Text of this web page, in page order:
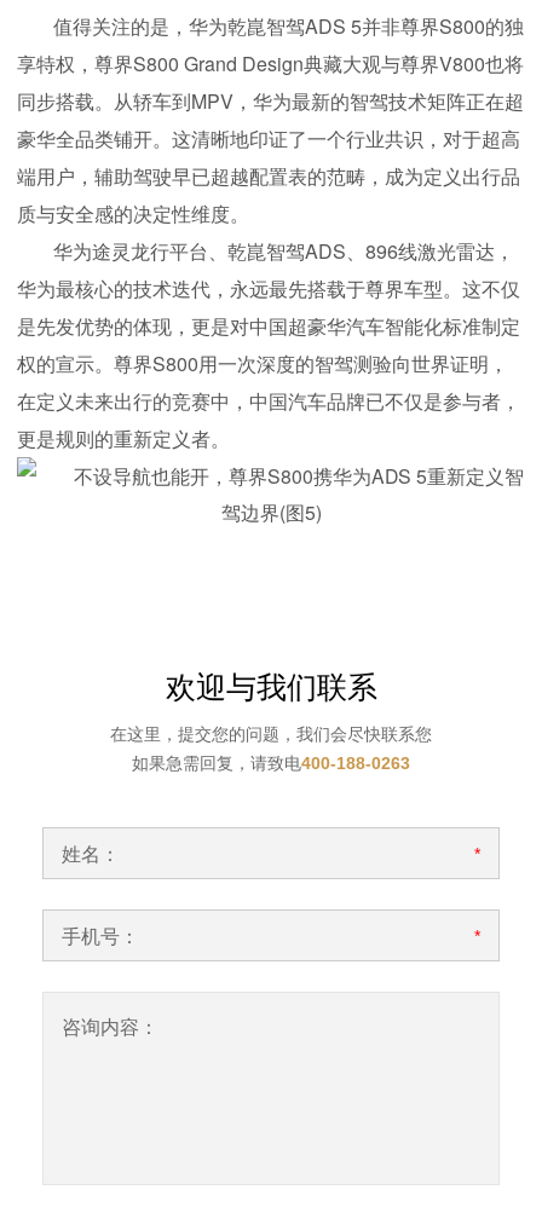
值得关注的是，华为乾崑智驾ADS 5并非尊界S800的独
享特权，尊界S800 Grand Design典藏大观与尊界V800也将
同步搭载。从轿车到MPV，华为最新的智驾技术矩阵正在超
豪华全品类铺开。这清晰地印证了一个行业共识，对于超高
端用户，辅助驾驶早已超越配置表的范畴，成为定义出行品
质与安全感的决定性维度。
华为途灵龙行平台、乾崑智驾ADS、896线激光雷达，
华为最核心的技术迭代，永远最先搭载于尊界车型。这不仅
是先发优势的体现，更是对中国超豪华汽车智能化标准制定
权的宣示。尊界S800用一次深度的智驾测验向世界证明，
在定义未来出行的竞赛中，中国汽车品牌已不仅是参与者，
更是规则的重新定义者。
欢迎与我们联系
在这里，提交您的问题，我们会尽快联系您
如果急需回复，请致电400-188-0263
姓名： *
手机号： *
咨询内容：